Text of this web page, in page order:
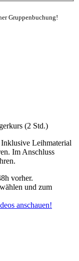
Gruppenbuchung!
(2 Std.)
Leihmaterial
Im Anschluss
vorher.
und zum
anschauen!